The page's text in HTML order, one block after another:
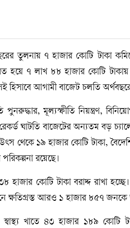
তুলনায় ৭ হাজার কোটি টাকা
হয়ে ৭ লাখ ৮৮ হাজার কোটি
হিসাবে আগামী বাজেট চলতি
মূল্যস্ফীতি নিয়ন্ত্রণ,
ঘাটতি বাজেটের অন্যতম বড়
থেকে ১৯ হাজার কোটি টাকা,
রয়েছে।
হাজার কোটি টাকা বরাদ্দ রাখা
ক্ষতিগ্রস্ত আরও ১ হাজার ৮৫৭
খাতে ৪৩ হাজার ১৮৯ কোটি